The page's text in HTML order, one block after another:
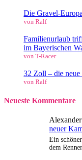
Die Gravel-
von Ralf
Familienurlaub
im Bayerischen
von T-Racer
32 Zoll – die
von Ralf
Neueste Kommentare
Alexander
neuer
Ein
dem